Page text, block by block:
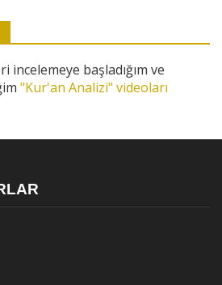
incelemeye başladığım ve
"Kur'an Analizi" videoları